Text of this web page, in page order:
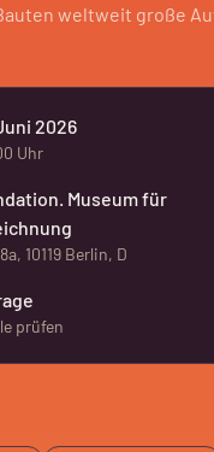
weltweit große
Der natürliche Bezug
2026
Uhr
Museum für
10119 Berlin, D
prüfen